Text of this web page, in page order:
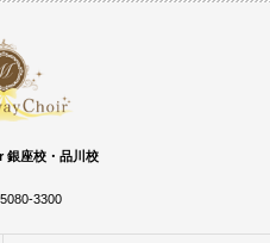
座校・品川校
3300